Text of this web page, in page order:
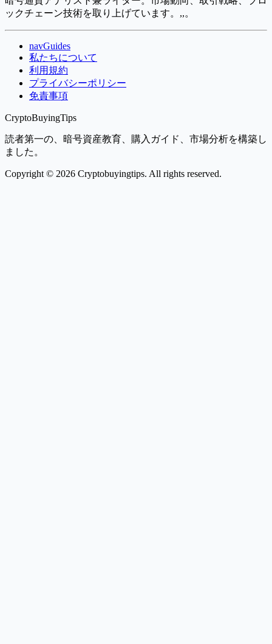
ックチェーン技術を取り上げています。,,。
navGuides
私たちについて
利用規約
プライバシーポリシー
免責事項
CryptoBuyingTips
読者第一の、暗号資産教育、購入ガイド、市場分析を構築し
ました。
Copyright © 2026 Cryptobuyingtips. All rights reserved.